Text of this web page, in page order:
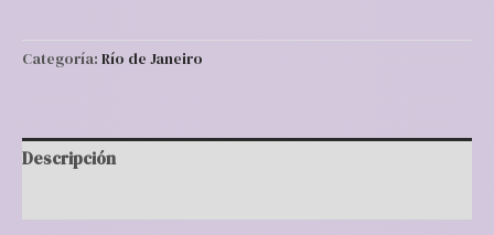
Categoría: Río de Janeiro
Descripción